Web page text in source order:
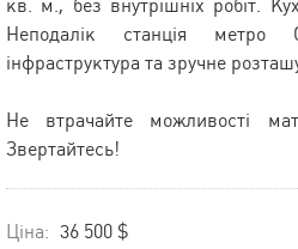
кв. м., без внутрішніх робіт.
Неподалік станція метро
інфраструктура та зручне
Не втрачайте можливості
Звертайтесь!
Ціна: 36 500 $